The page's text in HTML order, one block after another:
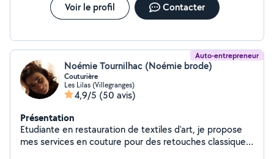
Voir le profil Contacter
Auto-entrepreneur
Noémie Tournilhac (Noémie brode)
Couturière
Les Lilas (Villegranges)
4,9/5 (50 avis)
Présentation
Etudiante en restauration de textiles d'art, je propose
mes services en couture pour des retouches classique